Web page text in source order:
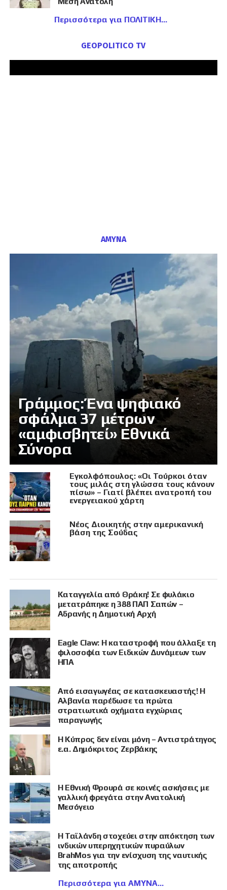
Περισσότερα για ΠΟΛΙΤΙΚΗ
GEOPOLITICO TV
ΑΜΥΝΑ
Γράμμος: Ένα ψηφιακό
σφάλμα 37 μέτρων
«αμφισβητεί» Εθνικά
Σύνορα
Εγκολφόπουλος: «Οι Τούρκοι όταν
τους μιλάς στη γλώσσα τους κάνουν
πίσω» – Γιατί βλέπει ανατροπή του
ενεργειακού χάρτη
Νέος Διοικητής στην αμερικανική
βάση της Σούδας
Καταγγελία από Θράκη! Σε φυλάκιο
μετατράπηκε η 388 ΠΑΠ Σαπών –
Αδρανής η Δημοτική Αρχή
Eagle Claw: Η καταστροφή που άλλαξε τη
φιλοσοφία των Ειδικών Δυνάμεων των
ΗΠΑ
Από εισαγωγέας σε κατασκευαστής! Η
Αλβανία παρέδωσε τα πρώτα
στρατιωτικά οχήματα εγχώριας
παραγωγής
Η Κύπρος δεν είναι μόνη – Αντιστράτηγος
ε.α. Δημόκριτος Ζερβάκης
Η Εθνική Φρουρά σε κοινές ασκήσεις με
γαλλική φρεγάτα στην Ανατολική
Μεσόγειο
Η Ταϊλάνδη στοχεύει στην απόκτηση των
ινδικών υπερηχητικών πυραύλων
BrahMos για την ενίσχυση της ναυτικής
της αποτροπής
Περισσότερα για ΑΜΥΝΑ